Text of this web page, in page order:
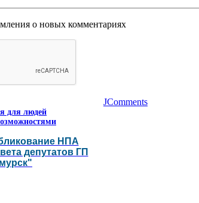
о новых комментариях
JComments
для людей
НПА
депутатов ГП